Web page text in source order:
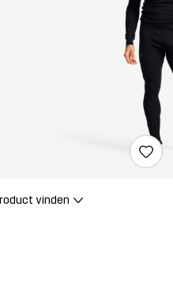
vinden